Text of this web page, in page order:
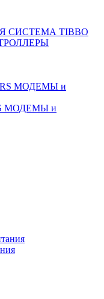
СИСТЕМА TIBBO
МОДЕМЫ и